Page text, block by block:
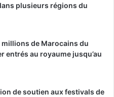
plusieurs régions du
millions de Marocains du
entrés au royaume jusqu’au
de soutien aux festivals de